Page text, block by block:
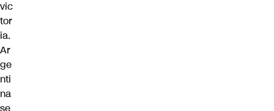
vic
tor
ia.
Ar
ge
nti
na